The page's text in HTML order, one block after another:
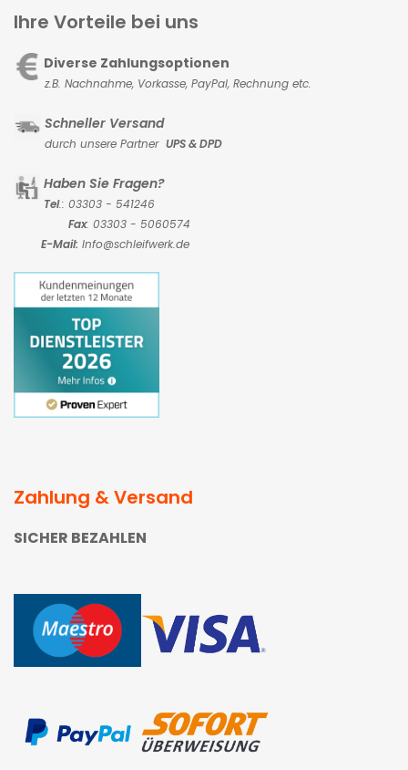
Ihre Vorteile bei uns
Diverse Zahlungsoptionen
z.B. Nachnahme, Vorkasse, PayPal, Rechnung etc.
Schneller Versand
durch unsere Partner UPS & DPD
Haben Sie Fragen?
Tel.: 03303 - 541246
Fax: 03303 - 5060574
E-Mail: Info@schleifwerk.de
Zahlung & Versand
SICHER BEZAHLEN